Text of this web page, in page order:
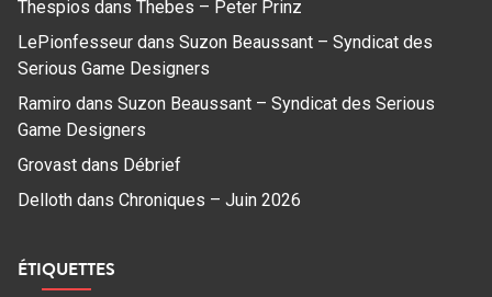
Thespios dans Thebes – Peter Prinz
LePionfesseur dans Suzon Beaussant – Syndicat des
Serious Game Designers
Ramiro dans Suzon Beaussant – Syndicat des Serious
Game Designers
Grovast dans Débrief
Delloth dans Chroniques – Juin 2026
ÉTIQUETTES